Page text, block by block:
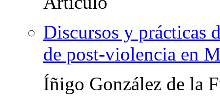
Discursos y prácticas
de post-violencia en
Íñigo González de la